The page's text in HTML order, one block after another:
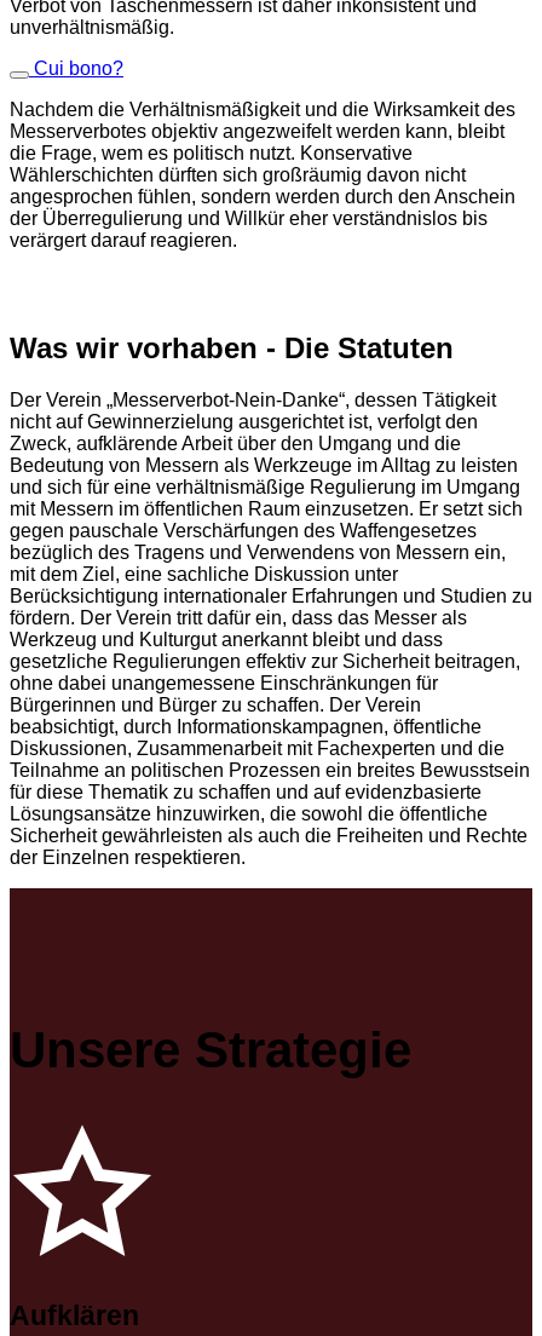
Verbot von Taschenmessern ist daher inkonsistent und
unverhältnismäßig.
Cui bono?
Nachdem die Verhältnismäßigkeit und die Wirksamkeit des
Messerverbotes objektiv angezweifelt werden kann, bleibt
die Frage, wem es politisch nutzt. Konservative
Wählerschichten dürften sich großräumig davon nicht
angesprochen fühlen, sondern werden durch den Anschein
der Überregulierung und Willkür eher verständnislos bis
verärgert darauf reagieren.
Was wir vorhaben - Die Statuten
Der Verein „Messerverbot-Nein-Danke“, dessen Tätigkeit
nicht auf Gewinnerzielung ausgerichtet ist, verfolgt den
Zweck, aufklärende Arbeit über den Umgang und die
Bedeutung von Messern als Werkzeuge im Alltag zu leisten
und sich für eine verhältnismäßige Regulierung im Umgang
mit Messern im öffentlichen Raum einzusetzen. Er setzt sich
gegen pauschale Verschärfungen des Waffengesetzes
bezüglich des Tragens und Verwendens von Messern ein,
mit dem Ziel, eine sachliche Diskussion unter
Berücksichtigung internationaler Erfahrungen und Studien zu
fördern. Der Verein tritt dafür ein, dass das Messer als
Werkzeug und Kulturgut anerkannt bleibt und dass
gesetzliche Regulierungen effektiv zur Sicherheit beitragen,
ohne dabei unangemessene Einschränkungen für
Bürgerinnen und Bürger zu schaffen. Der Verein
beabsichtigt, durch Informationskampagnen, öffentliche
Diskussionen, Zusammenarbeit mit Fachexperten und die
Teilnahme an politischen Prozessen ein breites Bewusstsein
für diese Thematik zu schaffen und auf evidenzbasierte
Lösungsansätze hinzuwirken, die sowohl die öffentliche
Sicherheit gewährleisten als auch die Freiheiten und Rechte
der Einzelnen respektieren.
Unsere Strategie
Aufklären